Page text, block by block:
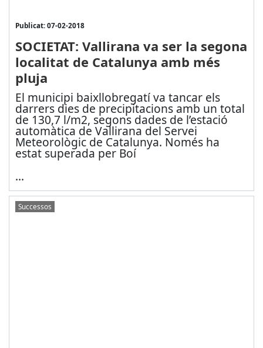
Publicat: 07-02-2018
SOCIETAT: Vallirana va ser la segona
localitat de Catalunya amb més
pluja
El municipi baixllobregatí va tancar els
darrers dies de precipitacions amb un total
de 130,7 l/m2, segons dades de l’estació
automàtica de Vallirana del Servei
Meteorològic de Catalunya. Només ha
estat superada per Boí
...
Successos